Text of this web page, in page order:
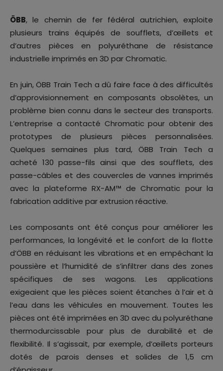
ÖBB, le chemin de fer fédéral autrichien, exploite
plusieurs trains équipés de soufflets, d’œillets et
d’autres pièces en polyuréthane de résistance
industrielle imprimés en 3D par Chromatic.
En juin, ÖBB Train Tech a dû faire face à des difficultés
d’approvisionnement en composants obsolètes, un
problème bien connu dans le secteur des transports.
L’entreprise a contacté Chromatic pour obtenir des
prototypes de plusieurs pièces personnalisées.
Quelques semaines plus tard, ÖBB Train Tech a
acheté 130 passe-fils ainsi que des soufflets, des
passe-câbles et des couvercles de vannes imprimés
avec la plateforme RX-AM™ de Chromatic pour la
fabrication additive par extrusion réactive.
Les composants ont été conçus pour améliorer les
performances, la longévité et le confort de la flotte
d’ÖBB en réduisant les vibrations et en empêchant la
poussière et l’humidité de s’infiltrer dans des zones
spécifiques de ses wagons. Les applications
exigeaient que les pièces soient étanches à l’air et à
l’eau dans les véhicules en mouvement. Toutes les
pièces ont été imprimées en 3D avec du polyuréthane
thermodurcissable pour plus de durabilité et de
flexibilité. Il s’agissait, par exemple, d’œillets porteurs
dotés de parois denses et solides de 1,5 cm